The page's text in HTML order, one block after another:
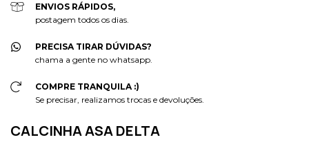
ENVIOS RÁPIDOS,
postagem todos os dias.
PRECISA TIRAR DÚVIDAS?
chama a gente no whatsapp.
COMPRE TRANQUILA :)
Se precisar, realizamos trocas e devoluções.
CALCINHA ASA DELTA